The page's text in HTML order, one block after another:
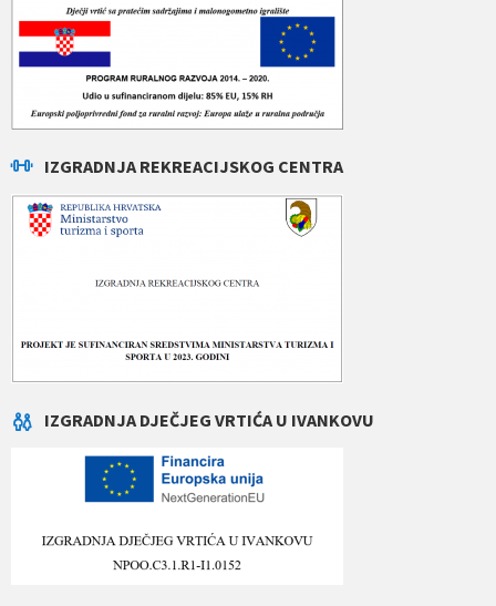
IZGRADNJA REKREACIJSKOG CENTRA
IZGRADNJA DJEČJEG VRTIĆA U IVANKOVU